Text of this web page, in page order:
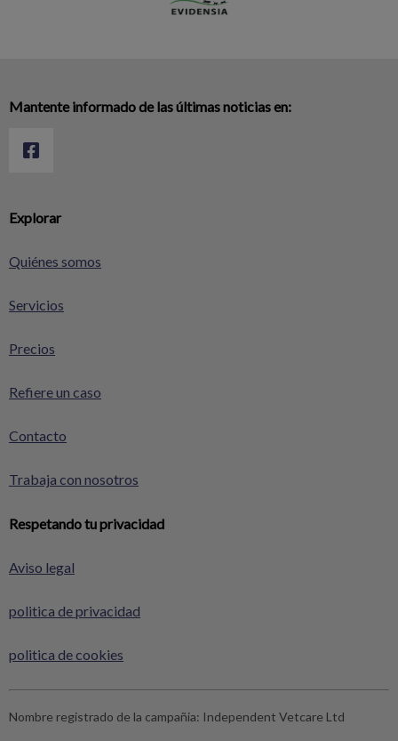
Explorar
Quiénes somos
Servicios
Precios
Refiere un caso
Contacto
Trabaja con nosotros
Respetando tu privacidad
Aviso legal
politica de privacidad
politica de cookies
Mantente informado de las últimas noticias en:
Nombre registrado de la campañia: Independent Vetcare Ltd